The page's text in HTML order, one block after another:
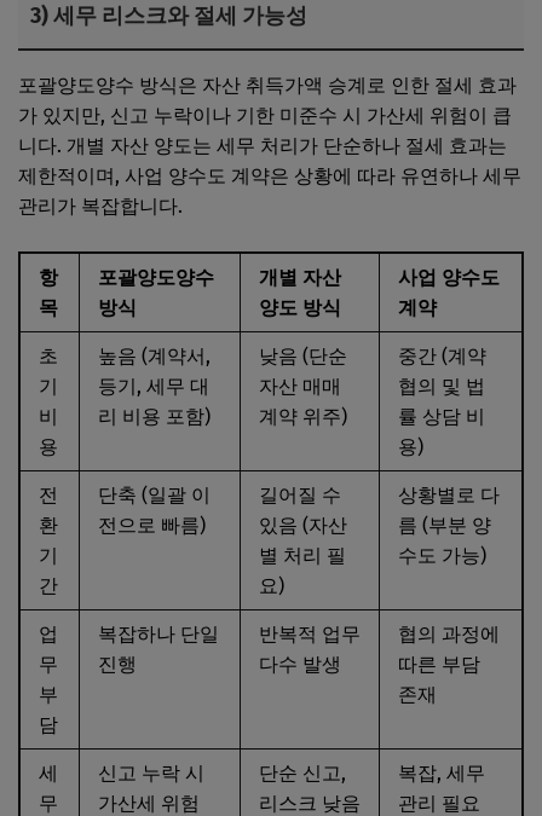
3) 세무 리스크와 절세 가능성
포괄양도양수 방식은 자산 취득가액 승계로 인한 절세 효과
가 있지만, 신고 누락이나 기한 미준수 시 가산세 위험이 큽
니다. 개별 자산 양도는 세무 처리가 단순하나 절세 효과는
제한적이며, 사업 양수도 계약은 상황에 따라 유연하나 세무
관리가 복잡합니다.
항
목
포괄양도양수
방식
개별 자산
양도 방식
사업 양수도
계약
초
기
비
용
높음 (계약서,
등기, 세무 대
리 비용 포함)
낮음 (단순
자산 매매
계약 위주)
중간 (계약
협의 및 법
률 상담 비
용)
전
환
기
간
단축 (일괄 이
전으로 빠름)
길어질 수
있음 (자산
별 처리 필
요)
상황별로 다
름 (부분 양
수도 가능)
업
무
부
담
복잡하나 단일
진행
반복적 업무
다수 발생
협의 과정에
따른 부담
존재
세
무
신고 누락 시
가산세 위험
단순 신고,
리스크 낮음
복잡, 세무
관리 필요